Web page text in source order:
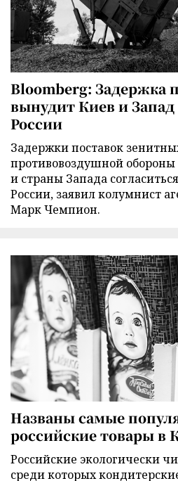
Bloomberg: Задержка
вынудит Киев и
России
Задержки поставок
противовоздушной
и страны Запада
России, заявил колумнист
Марк Чемпион.
Названы самые
российские товары в
Российские экологически
среди которых